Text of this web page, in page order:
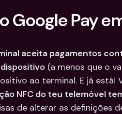
Contas Bancárias
Internacionais &
Google Pay
aceita pagamentos
(a menos que o
ao terminal. E já está!
NFC do teu telemóvel
de alterar as definições